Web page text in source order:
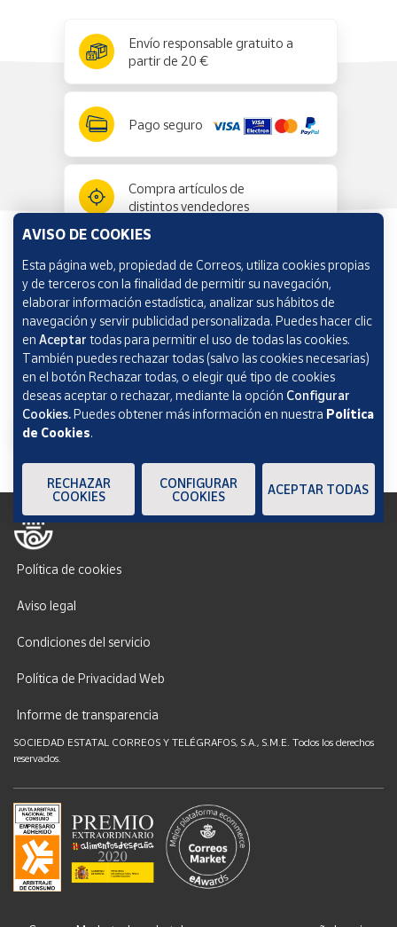
Envío responsable gratuito a
partir de 20 €
Pago seguro
Compra artículos de
distintos vendedores
Información y ayuda
Correos Market
Política de cookies
Aviso legal
Condiciones del servicio
Política de Privacidad Web
Informe de transparencia
SOCIEDAD ESTATAL CORREOS Y TELÉGRAFOS, S.A., S.M.E. Todos los derechos
reservados.
AVISO DE COOKIES
Esta página web, propiedad de Correos, utiliza cookies propias
y de terceros con la finalidad de permitir su navegación,
elaborar información estadística, analizar sus hábitos de
navegación y servir publicidad personalizada. Puedes hacer clic
en Aceptar todas para permitir el uso de todas las cookies.
También puedes rechazar todas (salvo las cookies necesarias)
en el botón Rechazar todas, o elegir qué tipo de cookies
deseas aceptar o rechazar, mediante la opción Configurar
Cookies.Puedes obtener más información en nuestra Política
de Cookies.
RECHAZAR
COOKIES
CONFIGURAR
COOKIES
ACEPTAR TODAS